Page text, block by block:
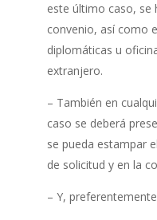
este último caso, se
convenio, así como
diplomáticas u
extranjero.
– También en
caso se deberá
se pueda estampar
de solicitud y en la
– Y,